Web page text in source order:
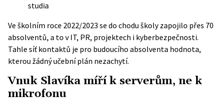
studia
Ve školním roce 2022/2023 se do chodu školy zapojilo přes 70
absolventů, a to v IT, PR, projektech i kyberbezpečnosti.
Tahle síť kontaktů je pro budoucího absolventa hodnota,
kterou žádný učební plán nezachytí.
Vnuk Slavíka míří k serverům, ne k
mikrofonu